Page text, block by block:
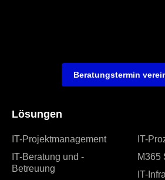
Lösungen
IT-Projektmanagement
IT-Beratung und -
Betreuung
IT-
M365
IT-
Beratungstermin